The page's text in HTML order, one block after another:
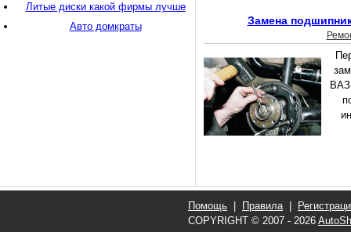
Замена
ВАЗ
Литые диски какой фирмы лучше
Авто домкраты
Помощь Правила|
COPYRIGHT © 2007 - 2026